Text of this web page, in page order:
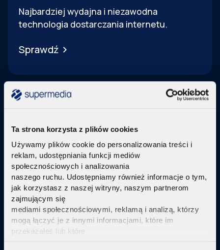
Ta strona korzysta z plików cookies
Używamy plików cookie do personalizowania treści i
reklam, udostępniania funkcji mediów
społecznościowych i analizowania
naszego ruchu. Udostępniamy również informacje o tym,
jak korzystasz z naszej witryny, naszym partnerom
zajmującym się
mediami społecznościowymi, reklamą i analizą, którzy
mogą łączyć je z innymi informacjami, które im
przekazałeś lub które
Najbardziej wydajna i niezawodna
technologia dostarczania internetu.
Sprawdź
Telewizja Replay
Pakiety internetu z nowoczesną telewizją
technologi IPTV Replay TV.
Sprawdź